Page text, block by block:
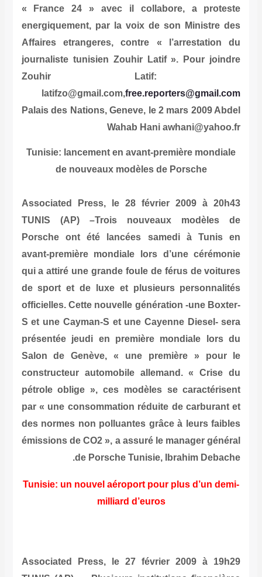
« France 24 » avec il collabore, a proteste
energiquement, par la voix de son Ministre des
Affaires etrangeres, contre « l’arrestation du
journaliste tunisien Zouhir Latif ». Pour joindre
Zouhir Latif:
latifzo@gmail.com,free.reporters@gmail.com
Palais des Nations, Geneve, le 2 mars 2009 Abdel
Wahab Hani awhani@yahoo.fr
Tunisie: lancement en avant-première mondiale
de nouveaux modèles de Porsche
Associated Press, le 28 février 2009 à 20h43
TUNIS (AP) –Trois nouveaux modèles de
Porsche ont été lancées samedi à Tunis en
avant-première mondiale lors d’une cérémonie
qui a attiré une grande foule de férus de voitures
de sport et de luxe et plusieurs personnalités
officielles. Cette nouvelle génération -une Boxter-
S et une Cayman-S et une Cayenne Diesel- sera
présentée jeudi en première mondiale lors du
Salon de Genève, « une première » pour le
constructeur automobile allemand. « Crise du
pétrole oblige », ces modèles se caractérisent
par « une consommation réduite de carburant et
des normes non polluantes grâce à leurs faibles
émissions de CO2 », a assuré le manager général
de Porsche Tunisie, Ibrahim Debache.
Tunisie: un nouvel aéroport pour plus d’un demi-
milliard d’euros
Associated Press, le 27 février 2009 à 19h29